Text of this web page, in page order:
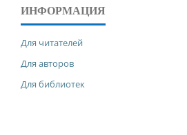
ИНФОРМАЦИЯ
Для читателей
Для авторов
Для библиотек